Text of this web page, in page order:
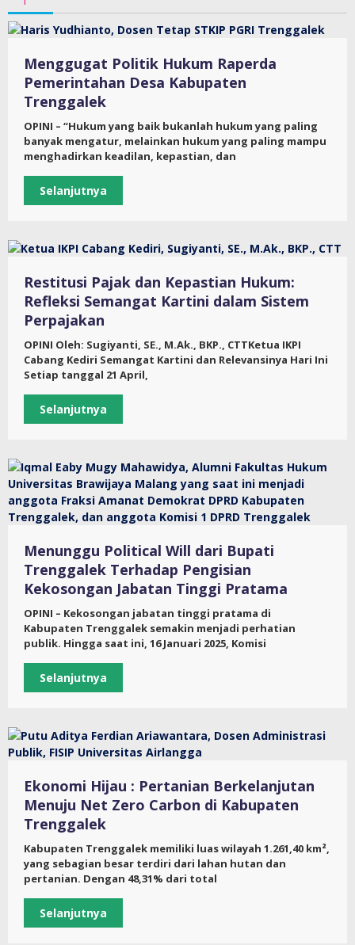
Menggugat Politik Hukum Raperda
Pemerintahan Desa Kabupaten
Trenggalek
OPINI – “Hukum yang baik bukanlah hukum yang paling
banyak mengatur, melainkan hukum yang paling mampu
menghadirkan keadilan, kepastian, dan
Selanjutnya
Restitusi Pajak dan Kepastian Hukum:
Refleksi Semangat Kartini dalam Sistem
Perpajakan
OPINI Oleh: Sugiyanti, SE., M.Ak., BKP., CTTKetua IKPI
Cabang Kediri Semangat Kartini dan Relevansinya Hari Ini
Setiap tanggal 21 April,
Selanjutnya
Menunggu Political Will dari Bupati
Trenggalek Terhadap Pengisian
Kekosongan Jabatan Tinggi Pratama
OPINI – Kekosongan jabatan tinggi pratama di
Kabupaten Trenggalek semakin menjadi perhatian
publik. Hingga saat ini, 16 Januari 2025, Komisi
Selanjutnya
Ekonomi Hijau : Pertanian Berkelanjutan
Menuju Net Zero Carbon di Kabupaten
Trenggalek
Kabupaten Trenggalek memiliki luas wilayah 1.261,40 km²,
yang sebagian besar terdiri dari lahan hutan dan
pertanian. Dengan 48,31% dari total
Selanjutnya